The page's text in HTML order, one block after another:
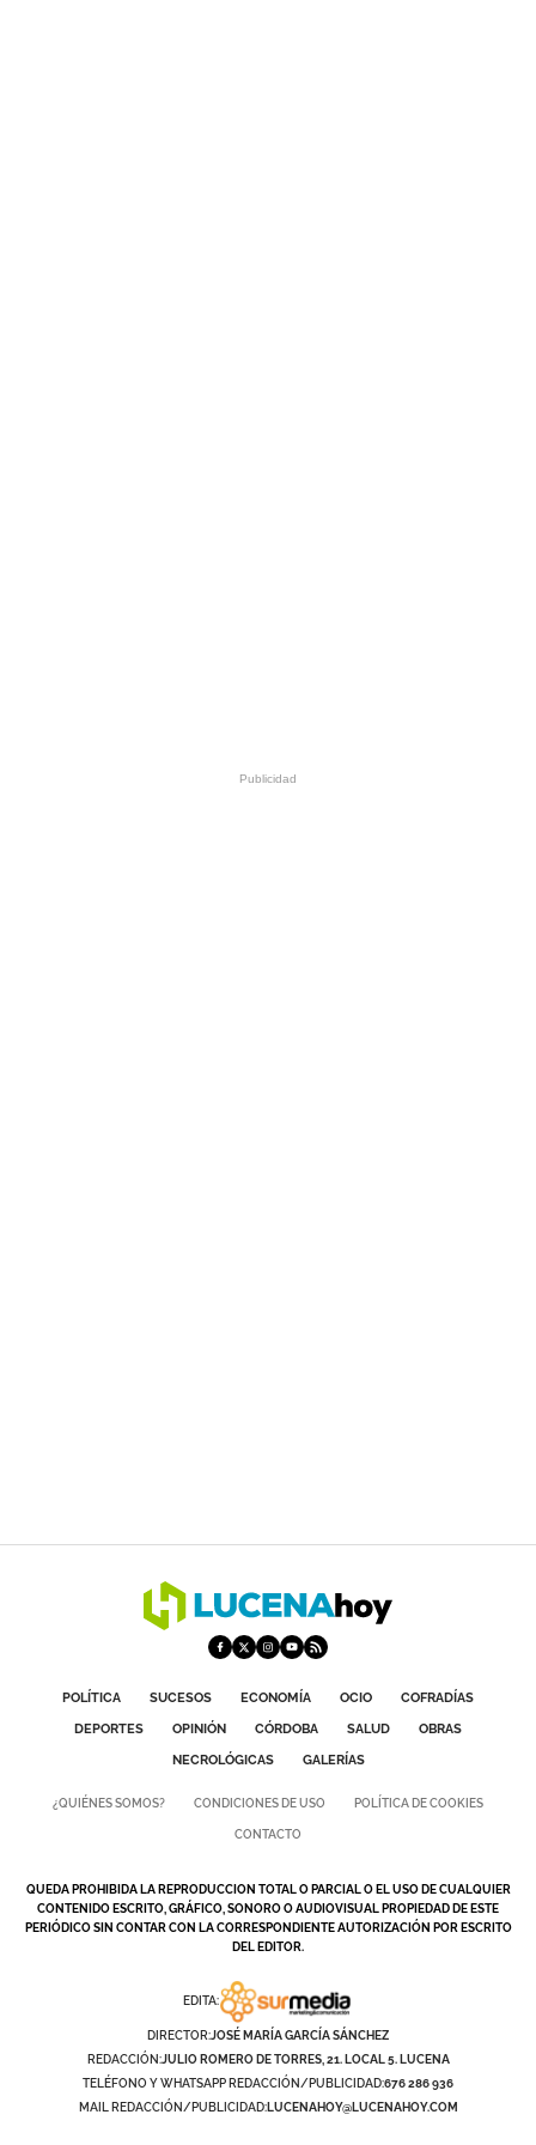
POLÍTICA SUCESOS ECONOMÍA OCIO
COFRADÍAS
DEPORTES
OPINIÓN CÓRDOBA SALUD
OBRAS
NECROLÓGICAS
GALERÍAS
¿QUIÉNES SOMOS? CONDICIONES DE USO POLÍTICA DE COOKIES
CONTACTO
QUEDA PROHIBIDA LA REPRODUCCION TOTAL O PARCIAL O EL USO DE CUALQUIER
CONTENIDO ESCRITO, GRÁFICO, SONORO O AUDIOVISUAL PROPIEDAD DE ESTE
PERIÓDICO SIN CONTAR CON LA CORRESPONDIENTE AUTORIZACIÓN POR ESCRITO
DEL EDITOR.
EDITA:
DIRECTOR:JOSÉ MARÍA GARCÍA SÁNCHEZ
REDACCIÓN:JULIO ROMERO DE TORRES, 21. LOCAL 5. LUCENA
TELÉFONO Y WHATSAPP REDACCIÓN/PUBLICIDAD:676 286 936
MAIL REDACCIÓN/PUBLICIDAD:LUCENAHOY@LUCENAHOY.COM